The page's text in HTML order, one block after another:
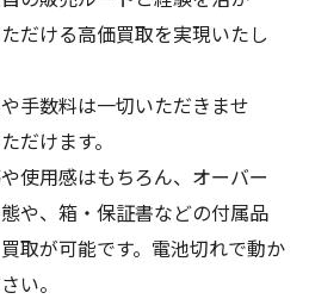
だける高価買取を実現いたし
手数料は一切いただきませ
だけます。
使用感はもちろん、オーバー
や、箱・保証書などの付属品
取が可能です。電池切れで動か
い。